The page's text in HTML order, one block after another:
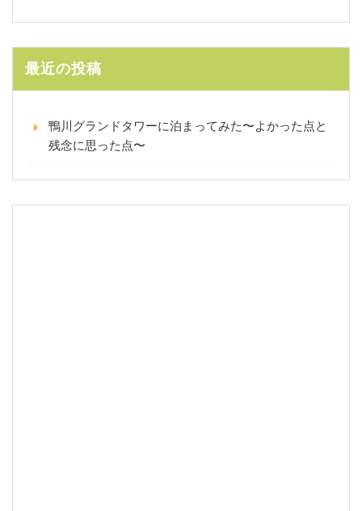
最近の投稿
鴨川グランドタワーに泊まってみた〜よかった点と
残念に思った点〜